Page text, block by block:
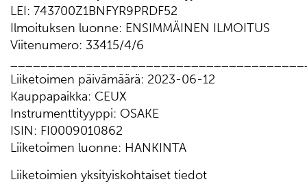
LEI: 743700Z1BNFYR9PRDF52
Ilmoituksen luonne: ENSIMMÄINEN ILMOITUS
Viitenumero: 33415/4/6
Liiketoimen päivämäärä: 2023-06-12
Kauppapaikka: CEUX
Instrumenttityyppi: OSAKE
ISIN: FI0009010862
Liiketoimen luonne: HANKINTA
Liiketoimien yksityiskohtaiset tiedot